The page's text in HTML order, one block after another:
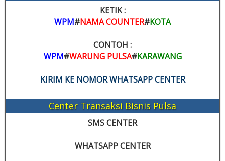
KETIK :
WPM#NAMA COUNTER#KOTA
CONTOH :
WPM#WARUNG PULSA#KARAWANG
KIRIM KE NOMOR WHATSAPP CENTER
Center Transaksi Bisnis Pulsa
SMS CENTER
WHATSAPP CENTER